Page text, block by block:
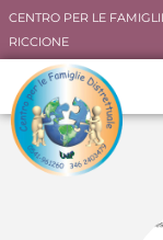
CENTRO PER LE
RICCIONE